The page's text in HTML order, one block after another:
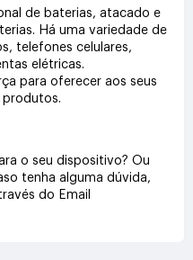
de baterias, atacado e
Há uma variedade de
telefones celulares,
elétricas.
para oferecer aos seus
produtos.
o seu dispositivo? Ou
tenha alguma dúvida,
do Email